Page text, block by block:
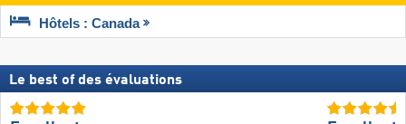
Hôtels : Canada
Le best of des évaluations